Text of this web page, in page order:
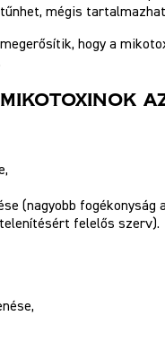
mégis
hogy a
(nagyobb fogékonyság
felelős szerv).